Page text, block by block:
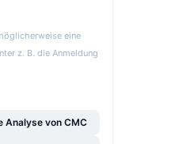
eine
z. B. die Anmeldung
Analyse von CMC